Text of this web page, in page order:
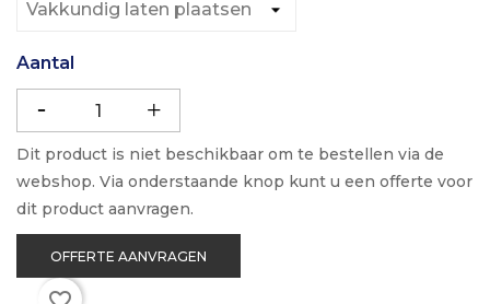
Aantal
Dit product is niet beschikbaar om te bestellen via de
webshop. Via onderstaande knop kunt u een offerte voor
dit product aanvragen.
OFFERTE AANVRAGEN